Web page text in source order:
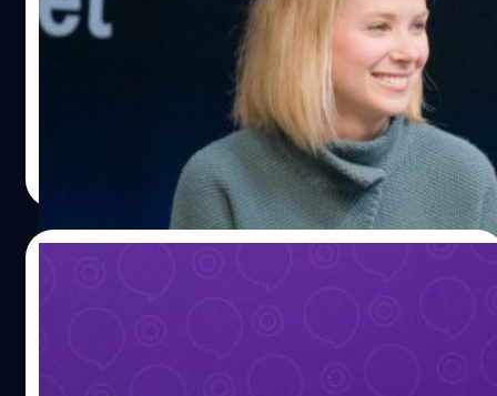
ใครที่ติดตามวงการ IT น่าจะรู้จักสาวที่ทรงอิทธิพลในวงการ
อีกท่านหนึ่งคือ Marissa Mayer วิศวกรหญิงคนแรกๆ ของกู
เกิ้ล จนตอนนี้เป็น CEO ของ Yahoo ไปแล้ว ล่าสุดเธอประกาศ
| 3992 days ago